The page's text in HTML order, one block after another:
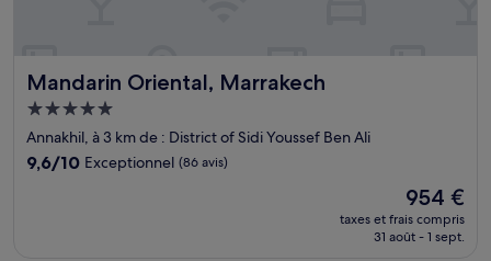
Mandarin Oriental, Marrakech
Mandarin Oriental, Marrakech
Hébergement
5.0 étoiles
Annakhil, à 3 km de : District of Sidi Youssef Ben Ali
9.6
9,6/10 Exceptionnel (86 avis)
Le
nouveau
prix
954 €
taxes et frais compris
31 août - 1 sept.